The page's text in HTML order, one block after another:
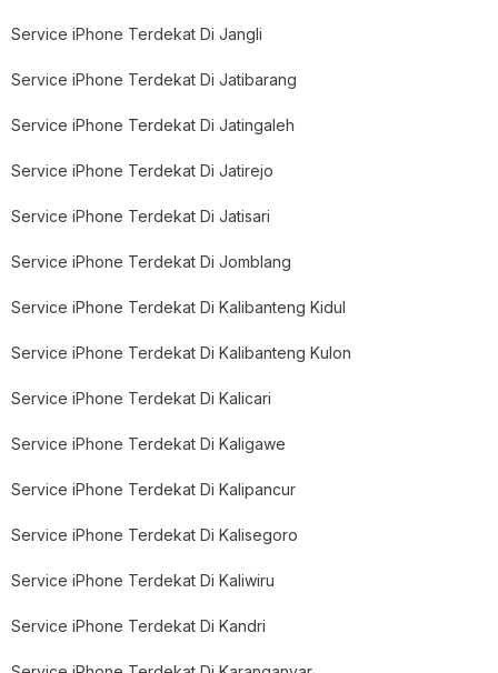
Service iPhone Terdekat Di Jangli
Service iPhone Terdekat Di Jatibarang
Service iPhone Terdekat Di Jatingaleh
Service iPhone Terdekat Di Jatirejo
Service iPhone Terdekat Di Jatisari
Service iPhone Terdekat Di Jomblang
Service iPhone Terdekat Di Kalibanteng Kidul
Service iPhone Terdekat Di Kalibanteng Kulon
Service iPhone Terdekat Di Kalicari
Service iPhone Terdekat Di Kaligawe
Service iPhone Terdekat Di Kalipancur
Service iPhone Terdekat Di Kalisegoro
Service iPhone Terdekat Di Kaliwiru
Service iPhone Terdekat Di Kandri